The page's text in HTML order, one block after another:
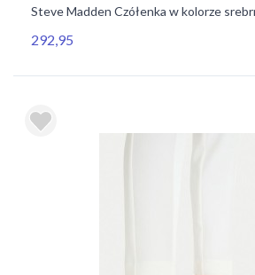
Steve Madden Czółenka w kolorze
292,95